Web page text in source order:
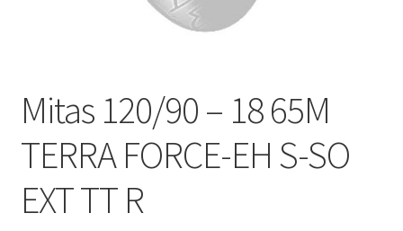
Mitas 120/90 – 18 65M
TERRA FORCE-EH S-SO
EXT TT R